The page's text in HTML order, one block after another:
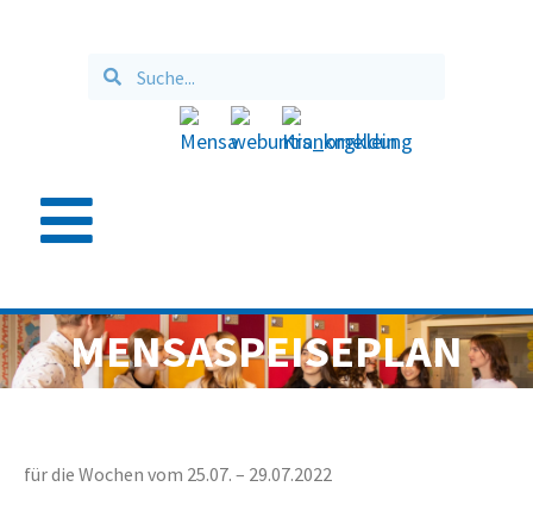
MENSASPEISEPLAN
für die Wochen vom 25.07. – 29.07.2022